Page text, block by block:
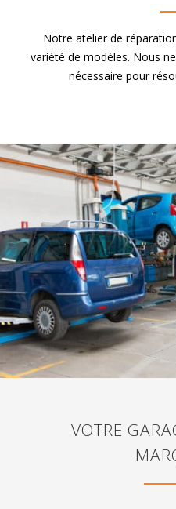
Notre atelier de
variété de modèles. Nous
nécessaire pour
VOTRE